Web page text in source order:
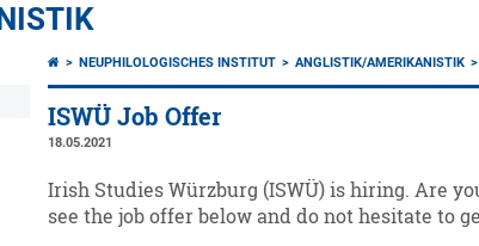
NEUPHILOLOGISCHES INSTITUT ANGLISTIK/AMERIKANISTIK
ISWÜ Job Offer
18.05.2021
Irish Studies Würzburg (ISWÜ) is hiring. Are
see the job offer below and do not hesitate to